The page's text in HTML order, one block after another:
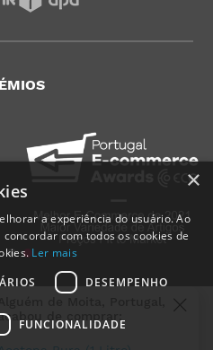
×
a experiência do usuário. Ao
com todos os cookies de
Ler mais
DESEMPENHO
FUNCIONALIDADE
de comprar: